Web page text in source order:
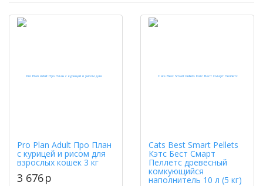
Pro Plan Adult Про План
с курицей и рисом для
взрослых кошек 3 кг
3 676p
Cats Best Smart Pellets
Кэтс Бест Смарт
Пеллетс древесный
комкующийся
наполнитель 10 л (5 кг)